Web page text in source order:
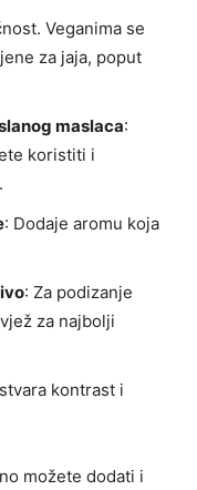
Veganima se
za jaja, poput
maslaca:
koristiti i
: Dodaje aromu koja
: Za podizanje
za najbolji
kontrast i
možete dodati i